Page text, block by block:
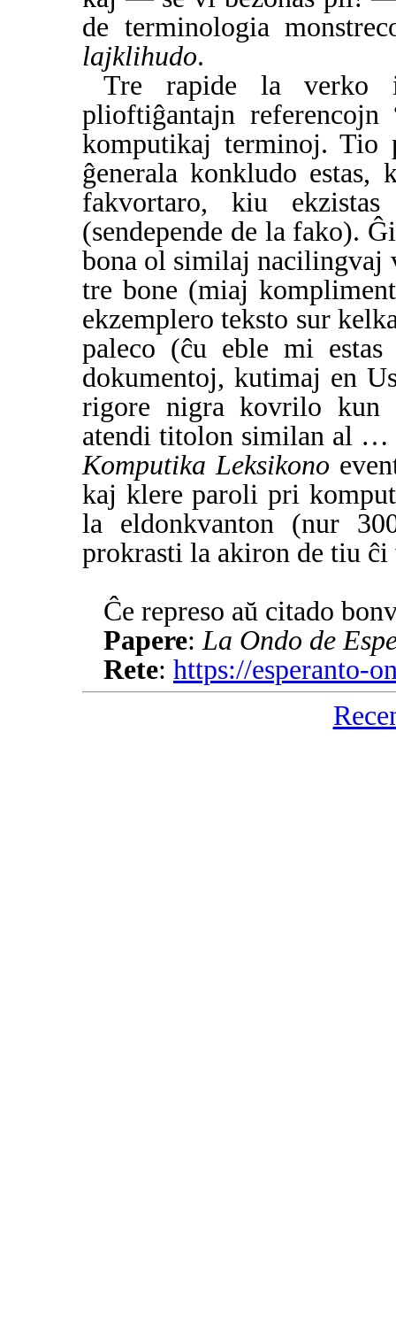
de terminologia
lajklihudo.
Tre rapide la
plioftiĝantajn
komputikaj terminoj. Tio
ĝenerala konkludo
fakvortaro, kiu
(sendepende de la fako).
bona ol similaj nacilingvaj
tre bone (miaj
ekzemplero teksto sur
paleco (ĉu eble mi
dokumentoj, kutimaj en
rigore nigra kovrilo kun
atendi titolon similan al
Komputika Leksikono
kaj klere paroli pri
la eldonkvanton (nur
prokrasti la akiron de tiu
Ĉe represo aŭ citado
Papere:La Ondo de
Rete: https://esperanto-